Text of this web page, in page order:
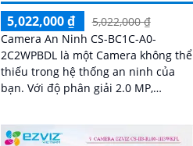
5,022,000 ₫
5,022,000 ₫
Camera An Ninh CS-BC1C-A0-
2C2WPBDL là một Camera không thể
thiếu trong hệ thống an ninh của
bạn. Với độ phân giải 2.0 MP,